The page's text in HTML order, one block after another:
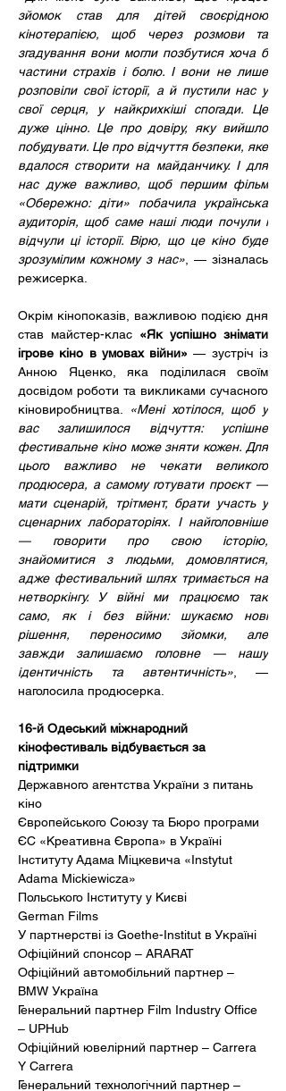
зйомок став для дітей своєрідною
кінотерапією, щоб через розмови та
згадування вони могли позбутися хоча б
частини страхів і болю. І вони не лише
розповіли свої історії, а й пустили нас у
свої серця, у найкрихкіші спогади. Це
дуже цінно. Це про довіру, яку вийшло
побудувати. Це про відчуття безпеки, яке
вдалося створити на майданчику. І для
нас дуже важливо, щоб першим фільм
«Обережно: діти» побачила українська
аудиторія, щоб саме наші люди почули і
відчули ці історії. Вірю, що це кіно буде
зрозумілим кожному з нас» , — зізналась
режисерка.
Окрім кінопоказів, важливою подією дня
став майстер-клас «Як успішно знімати
ігрове кіно в умовах війни» — зустріч із
Анною Яценко, яка поділилася своїм
досвідом роботи та викликами сучасного
кіновиробництва.
«Мені хотілося, щоб у
вас залишилося відчуття: успішне
фестивальне кіно може зняти кожен. Для
цього важливо не чекати великого
продюсера, а самому готувати проєкт —
мати сценарій, трітмент, брати участь у
сценарних лабораторіях. І найголовніше
— говорити про свою історію,
знайомитися з людьми, домовлятися,
адже фестивальний шлях тримається на
нетворкінгу. У війні ми працюємо так
само, як і без війни: шукаємо нові
рішення, переносимо зйомки, але
завжди залишаємо головне — нашу
ідентичність та автентичність» , —
наголосила продюсерка.
16-й Одеський міжнародний
кінофестиваль відбувається за
підтримки
Державного агентства України з питань
кіно
Європейського Союзу та Бюро програми
ЄС «Креативна Європа» в Україні
Інституту Адама Міцкевича «Instytut
Adama Mickiewicza»
Польського Інституту у Києві
German Films
У партнерстві із Goethe-Institut в Україні
Офіційний спонсор – ARARAT
Офіційний автомобільний партнер –
BMW Україна
Генеральний партнер Film Industry Office
– UPHub
Офіційний ювелірний партнер – Carrera
Y Carrera
Генеральний технологічний партнер –